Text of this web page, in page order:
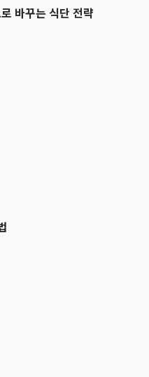
바꾸는 식단 전략